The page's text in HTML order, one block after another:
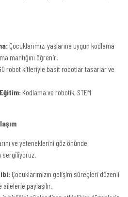
Çocuklarımız, yaşlarına uygun kodlama
mantığını öğrenir.
robot kitleriyle basit robotlar tasarlar ve
Kodlama ve robotik, STEM
ve yeteneklerini göz önünde
sergiliyoruz.
Çocuklarımızın gelişim süreçleri düzenli
paylaşılır.